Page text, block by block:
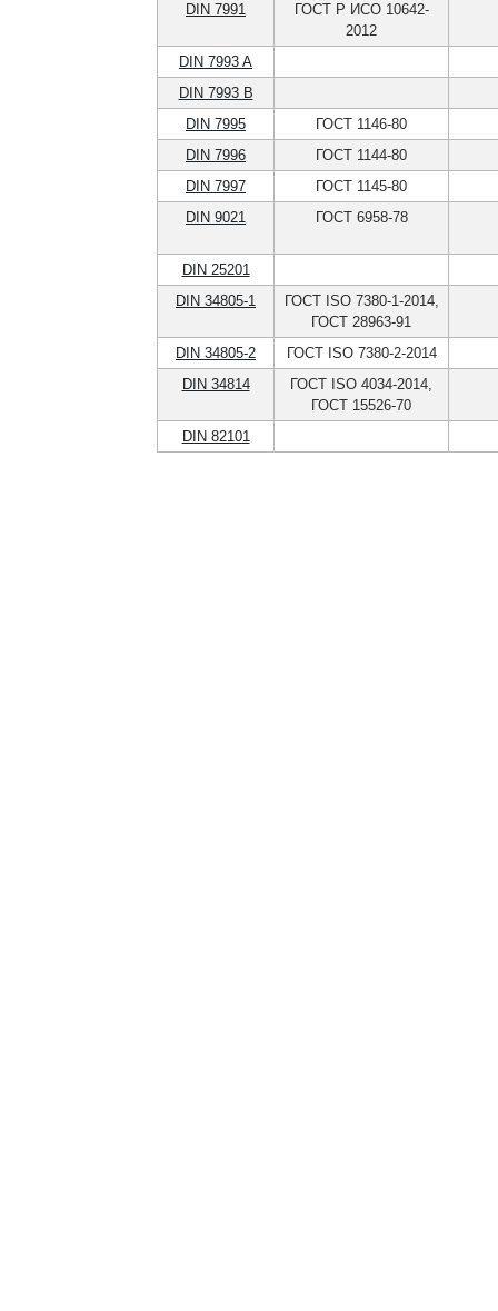
DIN 7991
ГОСТ Р ИСО 10642-
2012
DIN 7993 A
DIN 7993 B
DIN 7995
ГОСТ 1146-80
DIN 7996
ГОСТ 1144-80
DIN 7997
ГОСТ 1145-80
DIN 9021
ГОСТ 6958-78
DIN 25201
DIN 34805-1
ГОСТ ISO 7380-1-2014,
ГОСТ 28963-91
DIN 34805-2
ГОСТ ISO 7380-2-2014
DIN 34814
ГОСТ ISO 4034-2014,
ГОСТ 15526-70
DIN 82101